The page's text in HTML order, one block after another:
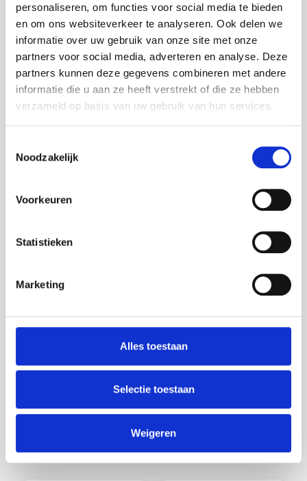
personaliseren, om functies voor social media te bieden
en om ons websiteverkeer te analyseren. Ook delen we
informatie over uw gebruik van onze site met onze
partners voor social media, adverteren en analyse. Deze
partners kunnen deze gegevens combineren met andere
informatie die u aan ze heeft verstrekt of die ze hebben
verzameld op basis van uw gebruik van hun services.
Noodzakelijk
Voorkeuren
Statistieken
Marketing
Alles toestaan
Selectie toestaan
Weigeren
Kan sporen van gluten, ei, pinda en noten bevatten.
Melkchocolade bevat ten minste 33%
cacaobestanddelen. Witte chocolade bevat ten
minste 26%
cacaobestanddelen.
mooi vensterdoosje en weegt 200 gram. Het
Nog meer lekkers...